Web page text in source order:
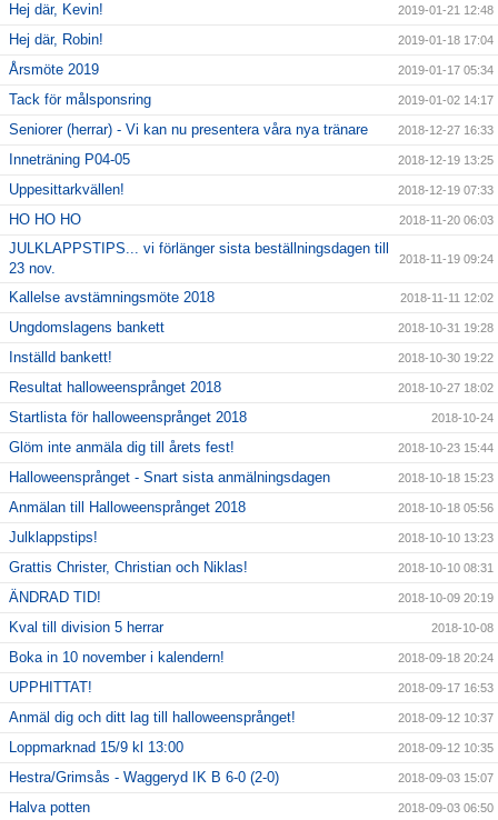
Hej där, Kevin! 2019-01-21 12:48
Hej där, Robin! 2019-01-18 17:04
Årsmöte 2019 2019-01-17 05:34
Tack för målsponsring 2019-01-02 14:17
Seniorer (herrar) - Vi kan nu presentera våra nya tränare 2018-12-27 16:33
Inneträning P04-05 2018-12-19 13:25
Uppesittarkvällen! 2018-12-19 07:33
HO HO HO 2018-11-20 06:03
JULKLAPPSTIPS... vi förlänger sista beställningsdagen till
23 nov.
2018-11-19 09:24
Kallelse avstämningsmöte 2018 2018-11-11 12:02
Ungdomslagens bankett 2018-10-31 19:28
Inställd bankett! 2018-10-30 19:22
Resultat halloweensprånget 2018 2018-10-27 18:02
Startlista för halloweensprånget 2018 2018-10-24
Glöm inte anmäla dig till årets fest! 2018-10-23 15:44
Halloweensprånget - Snart sista anmälningsdagen 2018-10-18 15:23
Anmälan till Halloweensprånget 2018 2018-10-18 05:56
Julklappstips! 2018-10-10 13:23
Grattis Christer, Christian och Niklas! 2018-10-10 08:31
ÄNDRAD TID! 2018-10-09 20:19
Kval till division 5 herrar 2018-10-08
Boka in 10 november i kalendern! 2018-09-18 20:24
UPPHITTAT! 2018-09-17 16:53
Anmäl dig och ditt lag till halloweensprånget! 2018-09-12 10:37
Loppmarknad 15/9 kl 13:00 2018-09-12 10:35
Hestra/Grimsås - Waggeryd IK B 6-0 (2-0) 2018-09-03 15:07
Halva potten 2018-09-03 06:50